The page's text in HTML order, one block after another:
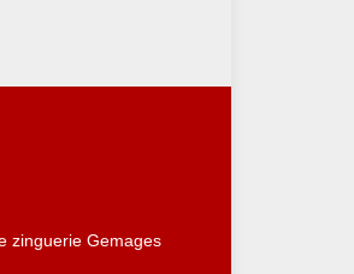
zinguerie Gemages